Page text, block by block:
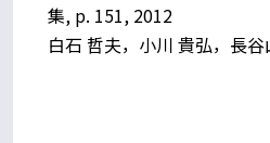
集, p. 151, 2012
白石 哲夫，小川 貴弘，長